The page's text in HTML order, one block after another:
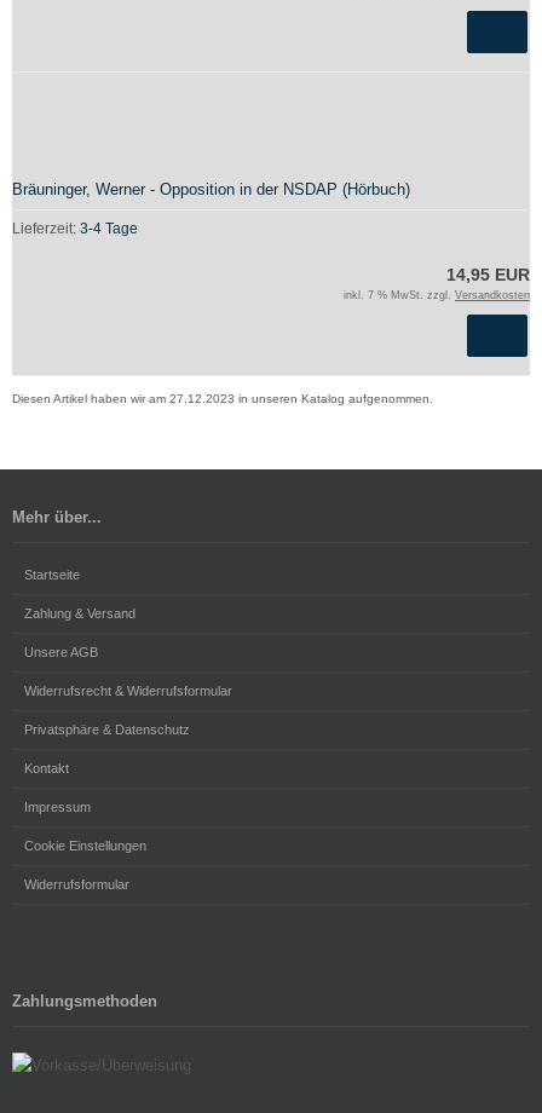
Bräuninger, Werner - Opposition in der NSDAP (Hörbuch)
Lieferzeit: 3-4 Tage
14,95 EUR
inkl. 7 % MwSt. zzgl. Versandkosten
Diesen Artikel haben wir am 27.12.2023 in unseren Katalog aufgenommen.
Mehr über...
Startseite
Zahlung & Versand
Unsere AGB
Widerrufsrecht & Widerrufsformular
Privatsphäre & Datenschutz
Kontakt
Impressum
Cookie Einstellungen
Widerrufsformular
Zahlungsmethoden